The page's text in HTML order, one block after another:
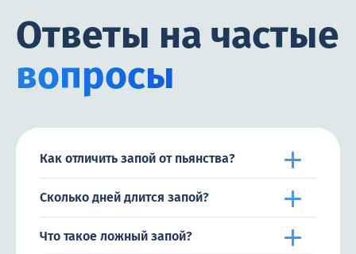
Ответы на частые
вопросы
Как отличить запой от пьянства?
Сколько дней длится запой?
Что такое ложный запой?